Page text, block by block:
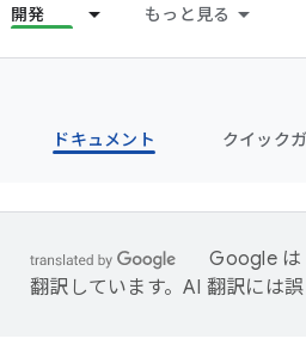
開発 もっと見る
ドキュメント クイック
Google は
翻訳しています。AI 翻訳には